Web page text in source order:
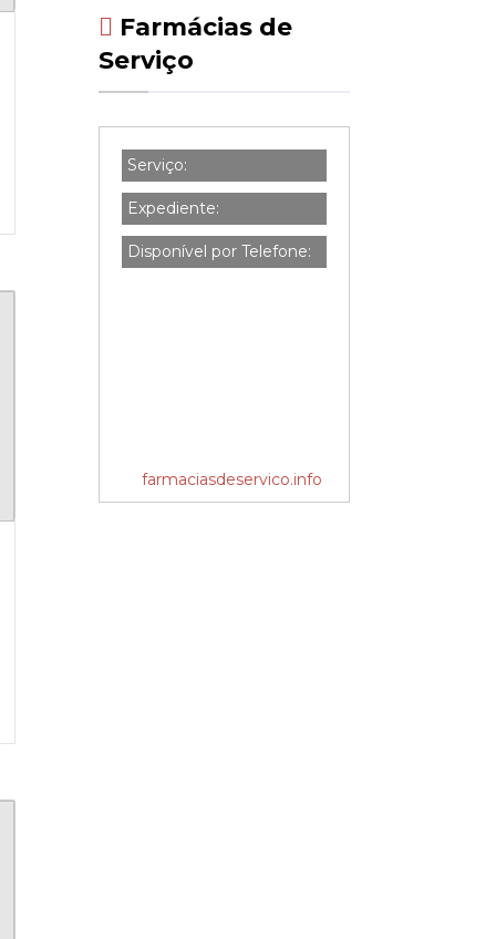
Farmácias de
Serviço
Serviço:
Expediente:
Disponível por Telefone:
farmaciasdeservico.info